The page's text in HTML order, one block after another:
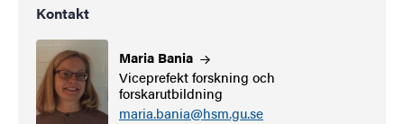
Kontakt
Maria Bania
Viceprefekt forskning och
forskarutbildning
maria.bania@hsm.gu.se